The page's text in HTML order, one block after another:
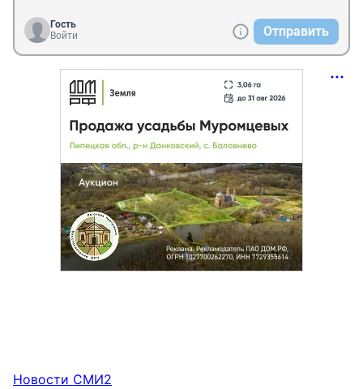
Гость
Войти
Отправить
Новости СМИ2